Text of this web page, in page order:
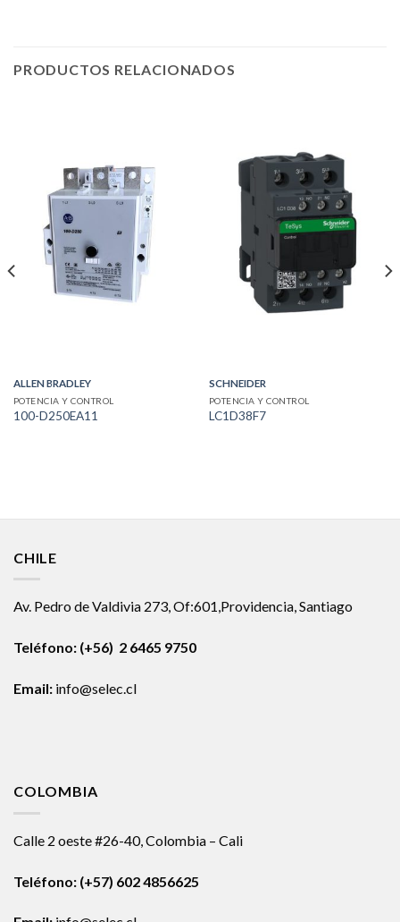
PRODUCTOS RELACIONADOS
ALLEN BRADLEY
POTENCIA Y CONTROL
100-D250EA11
SCHNEIDER
POTENCIA Y CONTROL
LC1D38F7
CHILE
Av. Pedro de Valdivia 273, Of:601,Providencia, Santiago
Teléfono: (+56) 2 6465 9750
Email: info@selec.cl
COLOMBIA
Calle 2 oeste #26-40, Colombia – Cali
Teléfono: (+57) 602 4856625